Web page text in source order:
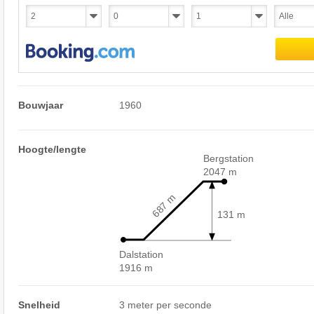
Bouwjaar 1960
Hoogte/lengte
Dalstation
1916 m
Bergstation
2047 m
131 m
687 m
Snelheid 3 meter per seconde